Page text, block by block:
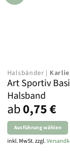
Halsbänder | Karlie
Art Sportiv
Halsband
ab0,75€
Ausführung wählen
Dieses
inkl. MwSt. zzgl.